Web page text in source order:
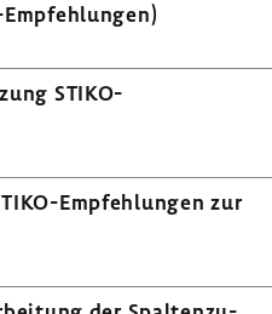
STIKO-​
​Empfehlungen zur